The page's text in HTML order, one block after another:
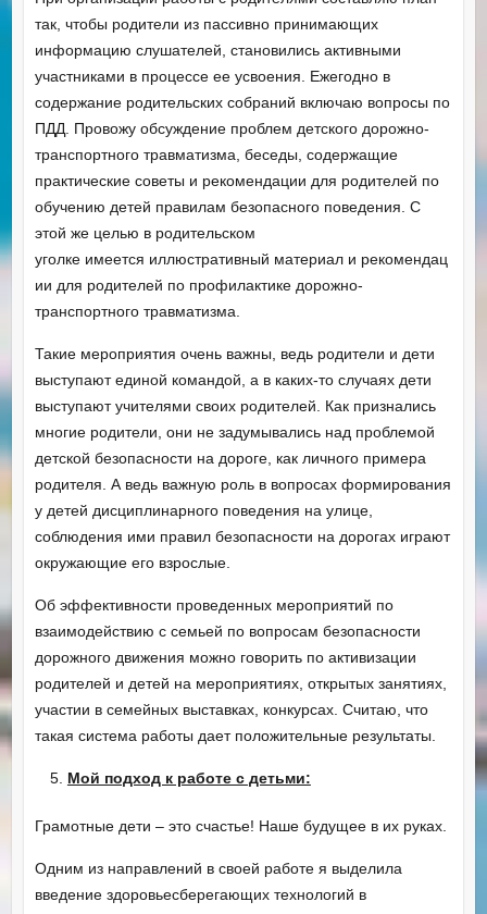
так, чтобы родители из пассивно принимающих
информацию слушателей, становились активными
участниками в процессе ее усвоения. Ежегодно в
содержание родительских собраний включаю вопросы по
ПДД. Провожу обсуждение проблем детского дорожно-
транспортного травматизма, беседы, содержащие
практические советы и рекомендации для родителей по
обучению детей правилам безопасного поведения. С
этой же целью в родительском
уголке имеется иллюстративный материал и рекомендац
ии для родителей по профилактике дорожно-
транспортного травматизма.
Такие мероприятия очень важны, ведь родители и дети
выступают единой командой, а в каких-то случаях дети
выступают учителями своих родителей. Как признались
многие родители, они не задумывались над проблемой
детской безопасности на дороге, как личного примера
родителя. А ведь важную роль в вопросах формирования
у детей дисциплинарного поведения на улице,
соблюдения ими правил безопасности на дорогах играют
окружающие его взрослые.
Об эффективности проведенных мероприятий по
взаимодействию с семьей по вопросам безопасности
дорожного движения можно говорить по активизации
родителей и детей на мероприятиях, открытых занятиях,
участии в семейных выставках, конкурсах. Считаю, что
такая система работы дает положительные результаты.
Мой подход к работе с детьми:
Грамотные дети – это счастье! Наше будущее в их руках.
Одним из направлений в своей работе я выделила
введение здоровьесберегающих технологий в